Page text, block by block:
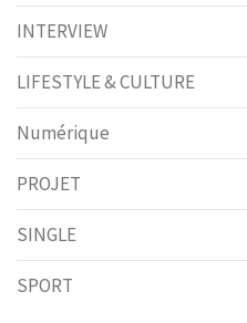
INTERVIEW
LIFESTYLE & CULTURE
Numérique
PROJET
SINGLE
SPORT